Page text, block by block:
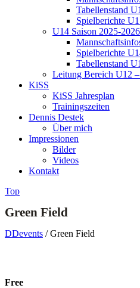
Tabellenstand
Spielberichte
U14 Saison 2025-
Spielberichte
Tabellenstand
Leitung Bereich U12
KiSS
KiSS Jahresplan
Trainingszeiten
Dennis Destek
Über mich
Impressionen
Bilder
Videos
Kontakt
Top
Green Field
DDevents /Green Field
Free